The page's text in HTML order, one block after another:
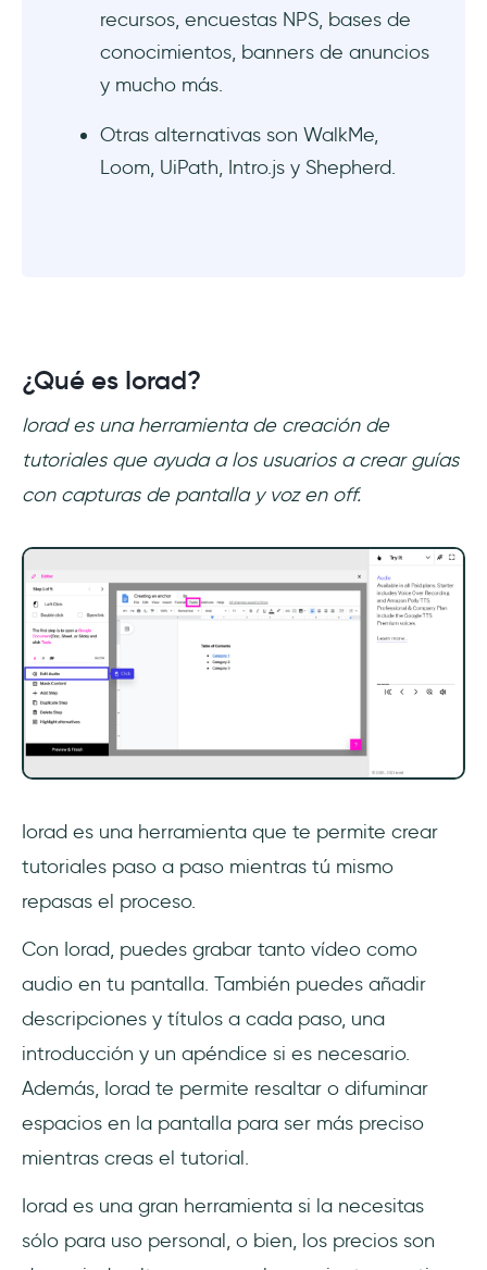
recursos, encuestas NPS, bases de
conocimientos, banners de anuncios
y mucho más.
Otras alternativas son WalkMe,
Loom, UiPath, Intro.js y Shepherd.
¿Qué es Iorad?
Iorad es una herramienta de creación de
tutoriales que ayuda a los usuarios a crear guías
con capturas de pantalla y voz en off.
Iorad es una herramienta que te permite crear
tutoriales paso a paso mientras tú mismo
repasas el proceso.
Con Iorad, puedes grabar tanto vídeo como
audio en tu pantalla. También puedes añadir
descripciones y títulos a cada paso, una
introducción y un apéndice si es necesario.
Además, Iorad te permite resaltar o difuminar
espacios en la pantalla para ser más preciso
mientras creas el tutorial.
Iorad es una gran herramienta si la necesitas
sólo para uso personal, o bien, los precios son